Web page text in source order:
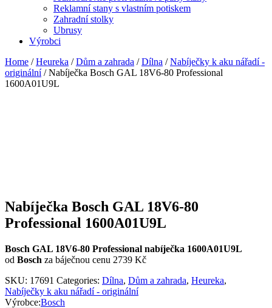
Reklamní stany s vlastním potiskem
Zahradní stolky
Ubrusy
Výrobci
Home /Heureka /Dům a zahrada /Dílna /Nabíječky k aku nářadí -
originální/ Nabíječka Bosch GAL 18V6-80 Professional
1600A01U9L
Nabíječka Bosch GAL 18V6-80
Professional 1600A01U9L
Bosch GAL 18V6-80 Professional nabíječka 1600A01U9L
od Bosch za báječnou cenu 2739 Kč
SKU: 17691 Categories: Dílna, Dům a zahrada, Heureka,
Nabíječky k aku nářadí - originální
Výrobce:Bosch